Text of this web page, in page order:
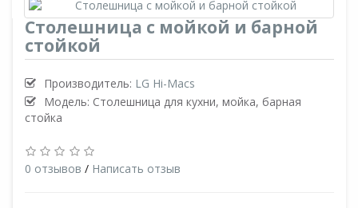
Столешница с мойкой и барной
стойкой
Производитель: LG Hi-Macs
Модель: Столешница для кухни, мойка, барная
стойка
0 отзывов / Написать отзыв